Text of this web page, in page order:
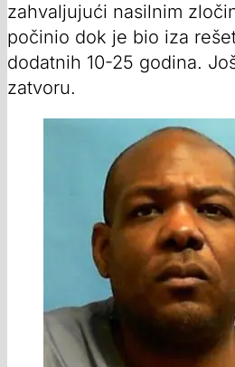
zahvaljujući nasilnim
počinio dok je bio iza
dodatnih 10-25 godina.
zatvoru.